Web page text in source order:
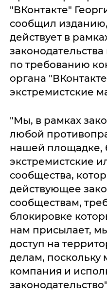
"ВКонтакте"
сообщил
действует в
по требованию
органа
экстремистские
"Мы, в рамках
любой
нашей площадке,
экстремистские
сообщества,
действующее
сообществам,
блокировке
нам присылает,
доступ на
делам, поскольку
компания и